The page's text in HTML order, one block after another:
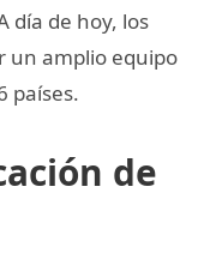
día de hoy, los
un amplio equipo
países.
de